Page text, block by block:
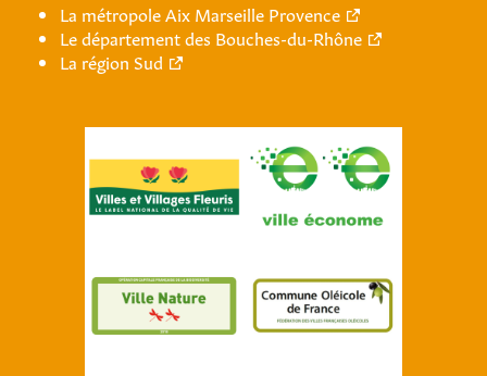
La métropole Aix Marseille Provence
Le département des Bouches-du-Rhône
La région Sud